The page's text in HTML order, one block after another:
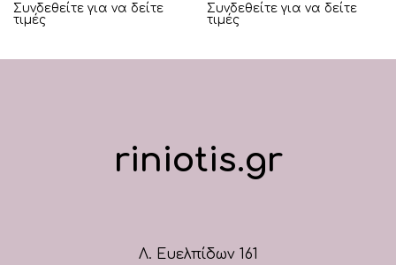
Συνδεθείτε για να δείτε
τιμές
Συνδεθείτε για να δείτε
τιμές
riniotis.gr
Λ. Ευελπίδων 161